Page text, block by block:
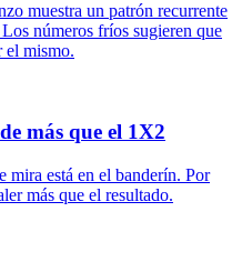
muestra un patrón recurrente
números fríos sugieren que
el mismo.
más que el 1X2
mira está en el banderín. Por
más que el resultado.